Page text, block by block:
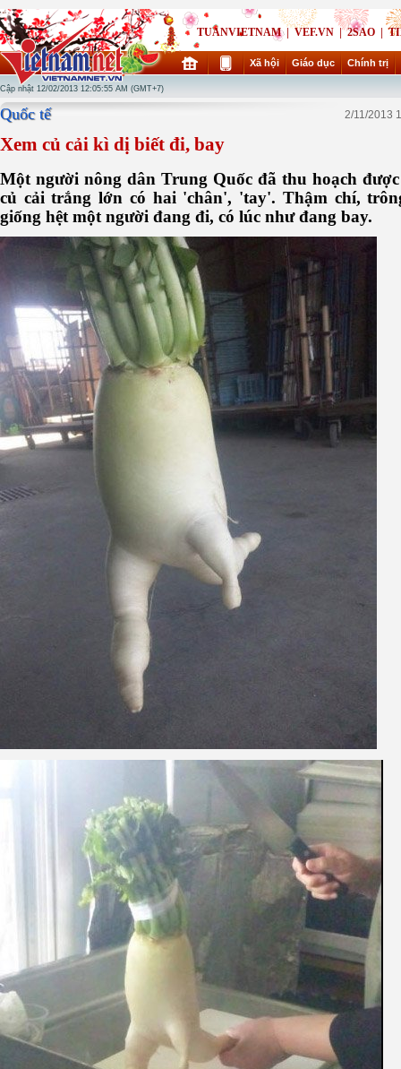
TUANVIETNAM | VEF.VN 2SAO
Xã hội Giáo dục Chính trị
Cập nhật 12/02/2013 12:05:55 AM (GMT+7)
Quốc tế 2/11/2013
Xem củ cải kì dị biết đi, bay
Một người nông dân Trung Quốc đã thu hoạch
củ cải trắng lớn có hai 'chân', 'tay'. Thậm chí,
giống hệt một người đang đi, có lúc như đang bay.